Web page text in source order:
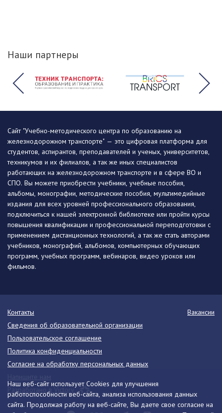
Наши партнеры
Наш веб-сайт использует Cookies для улучшения
работоспособности веб-сайта, анализа использования данных
сайта. Продолжая работу на веб-сайте, Вы даете свое согласие на
Сайт "Учебно-методического центра по образованию на
железнодорожном транспорте" — это цифровая платформа для
студентов, аспирантов, преподавателей и ученых, университетов,
техникумов и их филиалов, а так же иных специалистов
работающих на железнодорожном транспорте и в сфере ВО и
СПО. Вы можете приобрести учебники, учебные пособия,
альбомы, монографии, методические пособия, мультимедийные
издания для всех уровней профессионального образования,
подключиться к нашей электронной библиотеке или пройти курсы
повышения квалификации и профессиональной переподготовки с
применением дистанционных технологий, а так же стать авторами
учебников, монографий, альбомов, компьютерных обучающих
программ, учебных программ, вебинаров, видео уроков или
фильмов.
Контакты
Вакансии
Сведения об образовательной организации
Пользовательское соглашение
Политика конфиденциальности
Согласие на обработку персональных данных
Разработано в Victory